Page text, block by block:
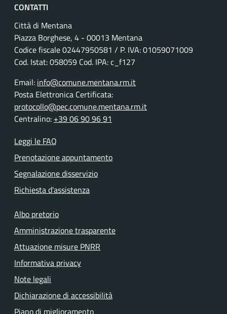
CONTATTI
Città di Mentana
Piazza Borghese, 4 - 00013 Mentana
Codice fiscale02447950581 / P. IVA:01059071009
Cod. Istat: 058059 Cod. IPA: c_f127
Email: info@comune.mentana.rm.it
Posta Elettronica Certificata:
protocollo@pec.comune.mentana.rm.it
Centralino: +39 06 90 96 91
Leggi le FAQ
Prenotazione appuntamento
Segnalazione disservizio
Richiesta d'assistenza
Albo pretorio
Amministrazione trasparente
Attuazione misure PNRR
Informativa privacy
Note legali
Dichiarazione di accessibilità
Piano di miglioramento